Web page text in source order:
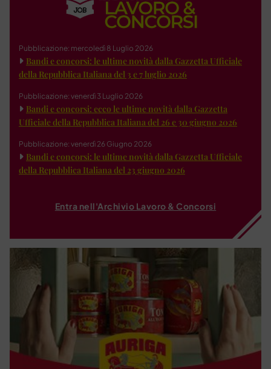
Pubblicazione: mercoledì 8 Luglio 2026
Bandi e concorsi: le ultime novità dalla Gazzetta Ufficiale
della Repubblica Italiana del 3 e 7 luglio 2026
Pubblicazione: venerdì 3 Luglio 2026
Bandi e concorsi: ecco le ultime novità dalla Gazzetta
Ufficiale della Repubblica Italiana del 26 e 30 giugno 2026
Pubblicazione: venerdì 26 Giugno 2026
Bandi e concorsi: le ultime novità dalla Gazzetta Ufficiale
della Repubblica Italiana del 23 giugno 2026
Entra nell'Archivio Lavoro & Concorsi